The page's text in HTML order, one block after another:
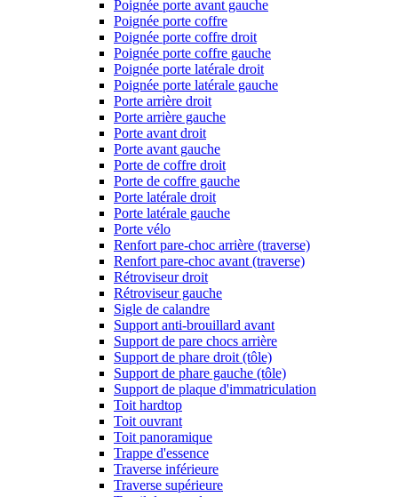
Poignée porte avant gauche
Poignée porte coffre
Poignée porte coffre droit
Poignée porte coffre gauche
Poignée porte latérale droit
Poignée porte latérale gauche
Porte arrière droit
Porte arrière gauche
Porte avant droit
Porte avant gauche
Porte de coffre droit
Porte de coffre gauche
Porte latérale droit
Porte latérale gauche
Porte vélo
Renfort pare-choc arrière (traverse)
Renfort pare-choc avant (traverse)
Rétroviseur droit
Rétroviseur gauche
Sigle de calandre
Support anti-brouillard avant
Support de pare chocs arrière
Support de phare droit (tôle)
Support de phare gauche (tôle)
Support de plaque d'immatriculation
Toit hardtop
Toit ouvrant
Toit panoramique
Trappe d'essence
Traverse inférieure
Traverse supérieure